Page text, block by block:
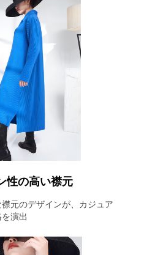
性の高い襟元
元のデザインが、カジュア
演出